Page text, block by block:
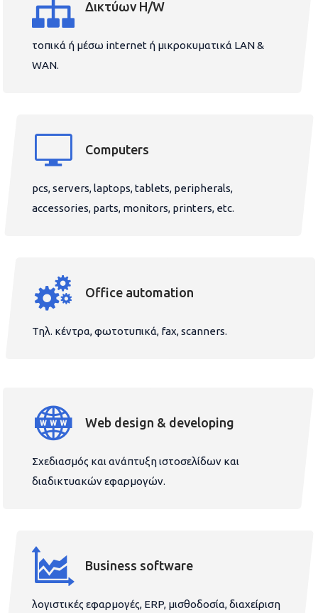
Δικτύων H/W
τοπικά ή μέσω internet ή μικροκυματικά LAN &
WAN.
Computers
pcs, servers, laptops, tablets, peripherals,
accessories, parts, monitors, printers, etc.
Office automation
Τηλ. κέντρα, φωτοτυπικά, fax, scanners.
Web design & developing
Σχεδιασμός και ανάπτυξη ιστοσελίδων και
διαδικτυακών εφαρμογών.
Business software
λογιστικές εφαρμογές, ERP, μισθοδοσία, διαχείριση